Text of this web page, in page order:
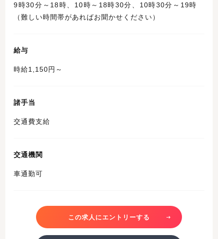
9時30分～18時、10時～18時30分、10時30分～19時
（難しい時間帯があればお聞かせください）
給与
時給1,150円～
諸手当
交通費支給
交通機関
車通勤可
この求人にエントリーする